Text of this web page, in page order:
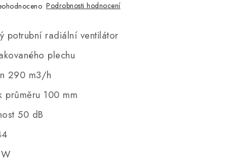
Podrobnosti hodnocení
potrubní radiální ventilátor
plechu
290 m3/h
průměru 100 mm
50 dB